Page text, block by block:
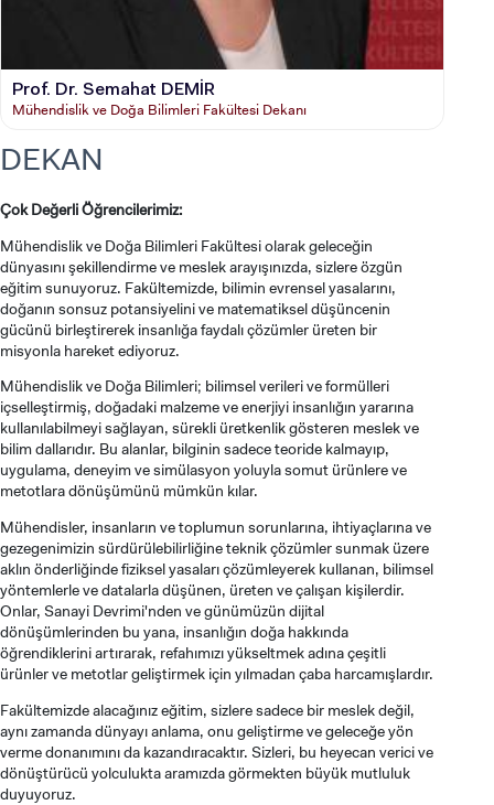
Prof. Dr. Semahat DEMİR
Mühendislik ve Doğa Bilimleri Fakültesi Dekanı
DEKAN
Çok Değerli Öğrencilerimiz:
Mühendislik ve Doğa Bilimleri Fakültesi olarak geleceğin
dünyasını şekillendirme ve meslek arayışınızda, sizlere özgün
eğitim sunuyoruz. Fakültemizde, bilimin evrensel yasalarını,
doğanın sonsuz potansiyelini ve matematiksel düşüncenin
gücünü birleştirerek insanlığa faydalı çözümler üreten bir
misyonla hareket ediyoruz.
Mühendislik ve Doğa Bilimleri; bilimsel verileri ve formülleri
içselleştirmiş, doğadaki malzeme ve enerjiyi insanlığın yararına
kullanılabilmeyi sağlayan, sürekli üretkenlik gösteren meslek ve
bilim dallarıdır. Bu alanlar, bilginin sadece teoride kalmayıp,
uygulama, deneyim ve simülasyon yoluyla somut ürünlere ve
metotlara dönüşümünü mümkün kılar.
Mühendisler, insanların ve toplumun sorunlarına, ihtiyaçlarına ve
gezegenimizin sürdürülebilirliğine teknik çözümler sunmak üzere
aklın önderliğinde fiziksel yasaları çözümleyerek kullanan, bilimsel
yöntemlerle ve datalarla düşünen, üreten ve çalışan kişilerdir.
Onlar, Sanayi Devrimi'nden ve günümüzün dijital
dönüşümlerinden bu yana, insanlığın doğa hakkında
öğrendiklerini artırarak, refahımızı yükseltmek adına çeşitli
ürünler ve metotlar geliştirmek için yılmadan çaba harcamışlardır.
Fakültemizde alacağınız eğitim, sizlere sadece bir meslek değil,
aynı zamanda dünyayı anlama, onu geliştirme ve geleceğe yön
verme donanımını da kazandıracaktır. Sizleri, bu heyecan verici ve
dönüştürücü yolculukta aramızda görmekten büyük mutluluk
duyuyoruz.